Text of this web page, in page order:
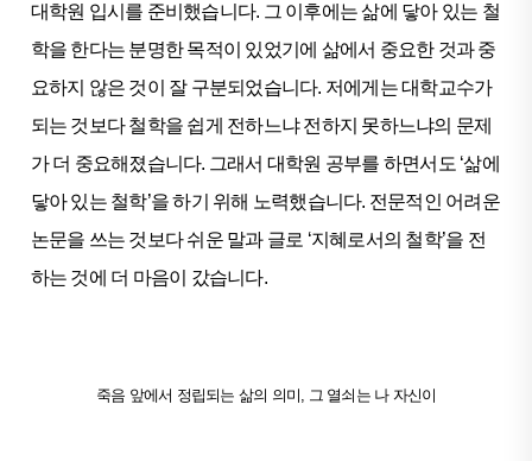
대학원 입시를 준비했습니다. 그 이후에는 삶에 닿아 있는 철
학을 한다는 분명한 목적이 있었기에 삶에서 중요한 것과 중
요하지 않은 것이 잘 구분되었습니다. 저에게는 대학교수가
되는 것보다 철학을 쉽게 전하느냐 전하지 못하느냐의 문제
가 더 중요해졌습니다. 그래서 대학원 공부를 하면서도 ‘삶에
닿아 있는 철학’을 하기 위해 노력했습니다. 전문적인 어려운
논문을 쓰는 것보다 쉬운 말과 글로 ‘지혜로서의 철학’을 전
하는 것에 더 마음이 갔습니다.
죽음 앞에서 정립되는 삶의 의미, 그 열쇠는 나 자신이